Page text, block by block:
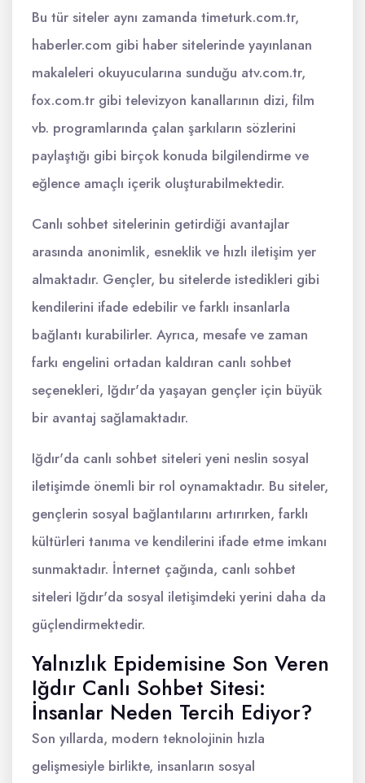
Bu tür siteler aynı zamanda timeturk.com.tr,
haberler.com gibi haber sitelerinde yayınlanan
makaleleri okuyucularına sunduğu atv.com.tr,
fox.com.tr gibi televizyon kanallarının dizi, film
vb. programlarında çalan şarkıların sözlerini
paylaştığı gibi birçok konuda bilgilendirme ve
eğlence amaçlı içerik oluşturabilmektedir.
Canlı sohbet sitelerinin getirdiği avantajlar
arasında anonimlik, esneklik ve hızlı iletişim yer
almaktadır. Gençler, bu sitelerde istedikleri gibi
kendilerini ifade edebilir ve farklı insanlarla
bağlantı kurabilirler. Ayrıca, mesafe ve zaman
farkı engelini ortadan kaldıran canlı sohbet
seçenekleri, Iğdır'da yaşayan gençler için büyük
bir avantaj sağlamaktadır.
Iğdır'da canlı sohbet siteleri yeni neslin sosyal
iletişimde önemli bir rol oynamaktadır. Bu siteler,
gençlerin sosyal bağlantılarını artırırken, farklı
kültürleri tanıma ve kendilerini ifade etme imkanı
sunmaktadır. İnternet çağında, canlı sohbet
siteleri Iğdır'da sosyal iletişimdeki yerini daha da
güçlendirmektedir.
Yalnızlık Epidemisine Son Veren
Iğdır Canlı Sohbet Sitesi:
İnsanlar Neden Tercih Ediyor?
Son yıllarda, modern teknolojinin hızla
gelişmesiyle birlikte, insanların sosyal